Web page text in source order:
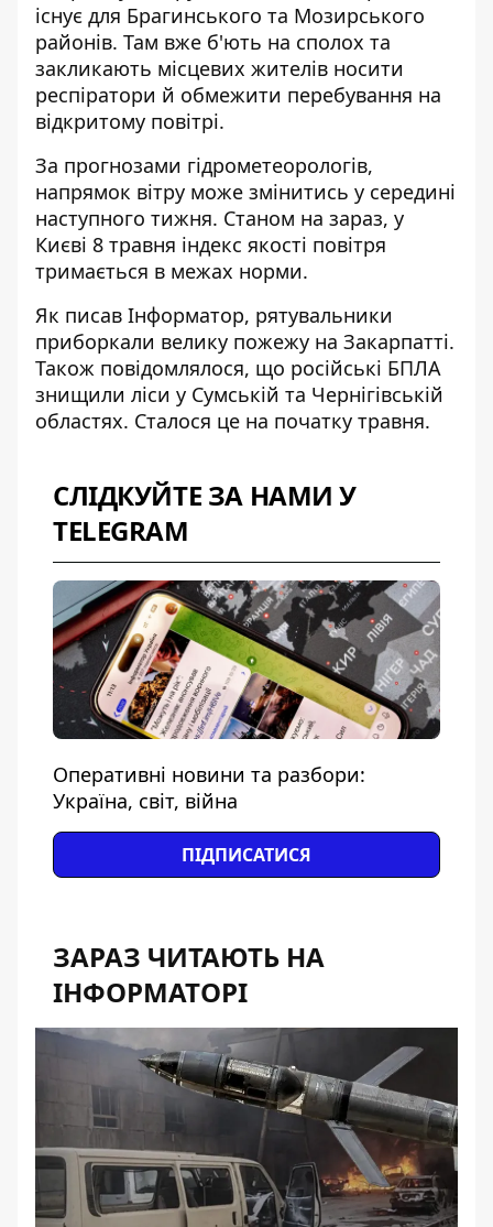
існує для Брагинського та Мозирського
районів. Там вже б'ють на сполох та
закликають місцевих жителів носити
респіратори й обмежити перебування на
відкритому повітрі.
За прогнозами гідрометеорологів,
напрямок вітру може змінитись у середині
наступного тижня. Станом на зараз, у
Києві 8 травня індекс якості повітря
тримається в межах норми.
Як писав Інформатор, рятувальники
приборкали велику пожежу на Закарпатті.
Також повідомлялося, що російські БПЛА
знищили ліси у Сумській та Чернігівській
областях. Сталося це на початку травня.
СЛІДКУЙТЕ ЗА НАМИ У
TELEGRAM
Оперативні новини та разбори:
Україна, світ, війна
ПІДПИСАТИСЯ
ЗАРАЗ ЧИТАЮТЬ НА
ІНФОРМАТОРІ